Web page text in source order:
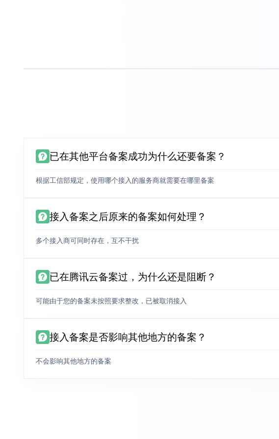
已在其他平台备案成功为什么还要备案？
根据工信部规定，使用哪个接入的服务商就需要在哪里备案
接入备案之后原来的备案如何处理？
多个接入商可同时存在，互不干扰
已在腾讯云备案过，为什么还是阻断？
可能由于您的备案未按照要求整改，已被取消接入
接入备案是否影响其他地方的备案？
不会影响其他地方的备案